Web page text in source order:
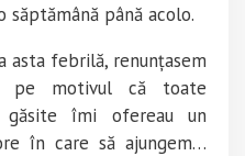
săptămână până acolo.
asta febrilă, renunțasem
pe motivul că toate
găsite îmi ofereau un
în care să ajungem…